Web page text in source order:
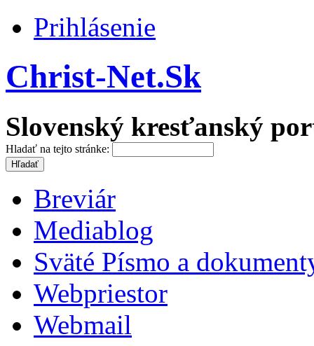
Prihlásenie
Christ-Net.Sk
Slovenský kresťanský
Hladať na tejto stránke:
Breviár
Mediablog
Sväté Písmo a
Webpriestor
Webmail